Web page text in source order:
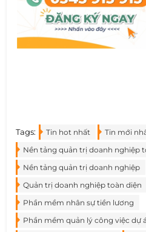
Tags: Tin hot nhất
Tin mới
Nền tảng quản trị doanh nghiệp
Nền tảng quản trị doanh nghiệp
Quản trị doanh nghiệp toàn diện
Phần mềm nhân sự tiền lương
Phần mềm quản lý công việc dự